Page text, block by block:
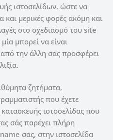
ιστοσελίδων, ώστε να
και μερικές φορές ακόμη και
στο σχεδιασμό του site
μπορεί να είναι
την άλλη σας προσφέρει
ζητήματα,
που έχετε
ιστοσελίδας που
σάς παρέχει πλήρη
σας, στην ιστοσελίδα